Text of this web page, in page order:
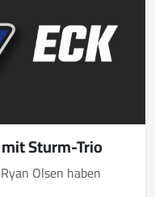
Sturm-Trio
Olsen haben